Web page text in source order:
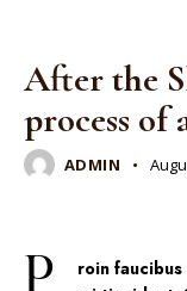
After the
process of
ADMIN
P
roin